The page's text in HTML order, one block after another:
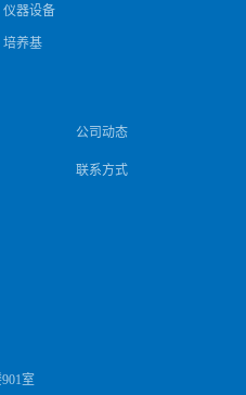
仪器设备
培养基
公司动态
联系方式
室